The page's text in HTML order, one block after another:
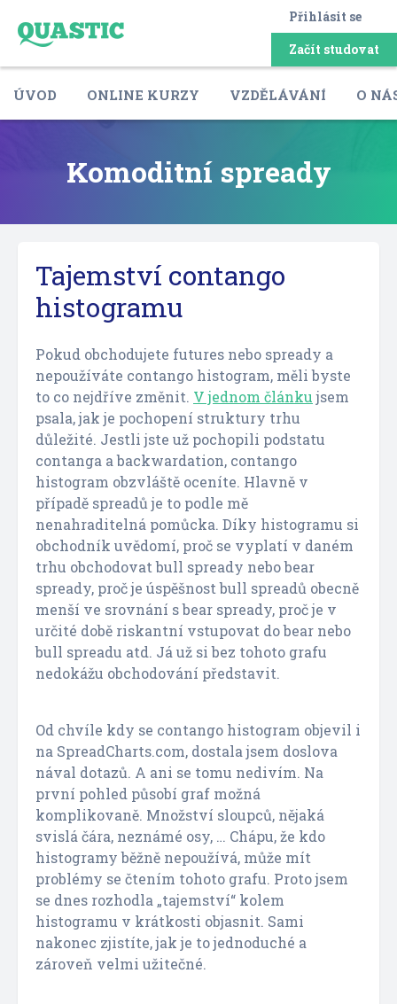
Přihlásit se
Začít studovat
ÚVOD ONLINE KURZY VZDĚLÁVÁNÍ O
Komoditní spready
Tajemství contango
histogramu
Pokud obchodujete futures nebo spready a
nepoužíváte contango histogram, měli byste
to co nejdříve změnit. V jednom článkujsem
psala, jak je pochopení struktury trhu
důležité. Jestli jste už pochopili podstatu
contanga a backwardation, contango
histogram obzvláště oceníte. Hlavně v
případě spreadů je to podle mě
nenahraditelná pomůcka. Díky histogramu si
obchodník uvědomí, proč se vyplatí v daném
trhu obchodovat bull spready nebo bear
spready, proč je úspěšnost bull spreadů obecně
menší ve srovnání s bear spready, proč je v
určité době riskantní vstupovat do bear nebo
bull spreadu atd. Já už si bez tohoto grafu
nedokážu obchodování představit.
Od chvíle kdy se contango histogram objevil i
na SpreadCharts.com, dostala jsem doslova
nával dotazů. A ani se tomu nedivím. Na
první pohled působí graf možná
komplikovaně. Množství sloupců, nějaká
svislá čára, neznámé osy, … Chápu, že kdo
histogramy běžně nepoužívá, může mít
problémy se čtením tohoto grafu. Proto jsem
se dnes rozhodla „tajemství“ kolem
histogramu v krátkosti objasnit. Sami
nakonec zjistíte, jak je to jednoduché a
zároveň velmi užitečné.